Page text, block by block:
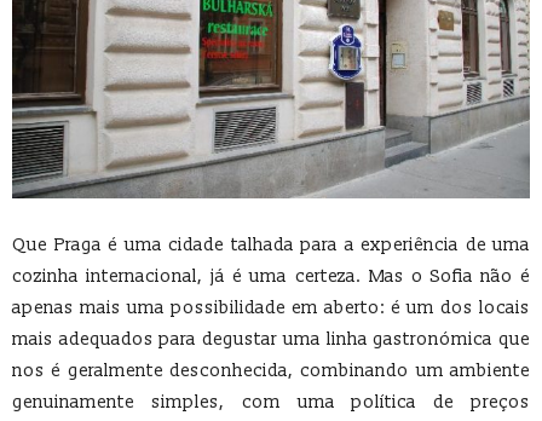
Que Praga é uma cidade talhada para a experiência de uma
cozinha internacional, já é uma certeza. Mas o Sofia não é
apenas mais uma possibilidade em aberto: é um dos locais
mais adequados para degustar uma linha gastronómica que
nos é geralmente desconhecida, combinando um ambiente
genuinamente simples, com uma política de preços